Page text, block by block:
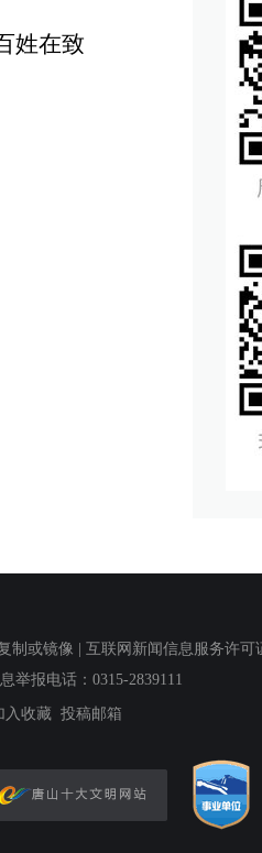
姓在致
镜像 | 互联网新闻信息服务许可证
举报电话：0315-2839111
入收藏 投稿邮箱